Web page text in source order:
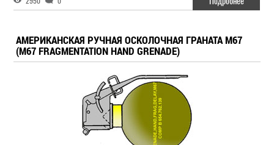
АМЕРИКАНСКАЯ РУЧНАЯ ОСКОЛОЧНАЯ ГРАНАТА M67
(M67 FRAGMENTATION HAND GRENADE)